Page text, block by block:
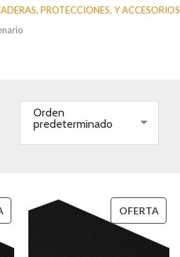
PROTECCIONES, Y ACCESORIOS
Orden
predeterminado
PRODUCTO
OFERTA
OFERTA